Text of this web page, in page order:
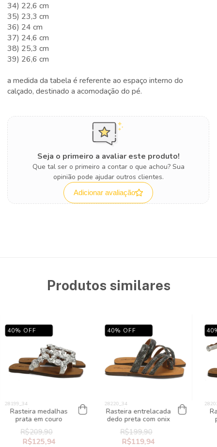
34) 22,6 cm
35) 23,3 cm
36) 24 cm
37) 24,6 cm
38) 25,3 cm
39) 26,6 cm
a medida da tabela é referente ao espaço interno do
calçado, destinado a acomodação do pé.
Seja o primeiro a avaliar este produto!
Que tal ser o primeiro a contar o que achou? Sua
opinião pode ajudar outros clientes.
Adicionar avaliação
Produtos similares
40% OFF
Rasteira medalhas
prata em couro
R$209,90
R$125,94
40% OFF
Rasteira entrelacada
dedo preta com onix
R$199,90
R$119,94
40